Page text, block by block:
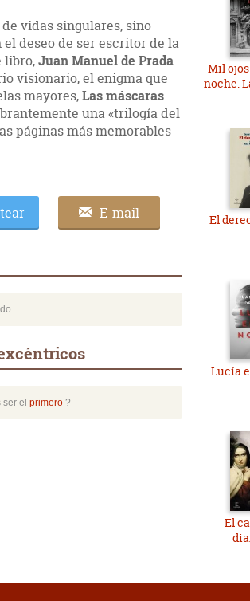
vidas singulares, sino
deseo de ser escritor de la
libro,Juan Manuel de Prada
visionario, el enigma que
mayores,Las máscaras
una «trilogía del
páginas más memorables
E-mail
el primero?
Mil
noche.
El
Lucía
El